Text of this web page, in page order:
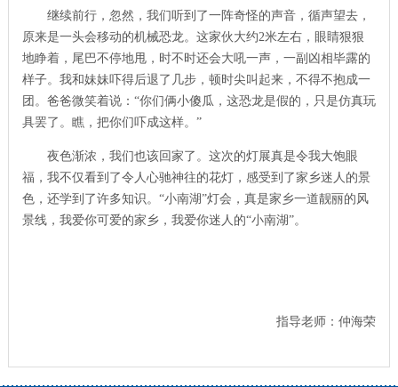
继续前行，忽然，我们听到了一阵奇怪的声音，循声望去，
原来是一头会移动的机械恐龙。这家伙大约2米左右，眼睛狠狠
地睁着，尾巴不停地甩，时不时还会大吼一声，一副凶相毕露的
样子。我和妹妹吓得后退了几步，顿时尖叫起来，不得不抱成一
团。爸爸微笑着说：“你们俩小傻瓜，这恐龙是假的，只是仿真玩
具罢了。瞧，把你们吓成这样。”
夜色渐浓，我们也该回家了。这次的灯展真是令我大饱眼
福，我不仅看到了令人心驰神往的花灯，感受到了家乡迷人的景
色，还学到了许多知识。“小南湖”灯会，真是家乡一道靓丽的风
景线，我爱你可爱的家乡，我爱你迷人的“小南湖”。
指导老师：仲海荣